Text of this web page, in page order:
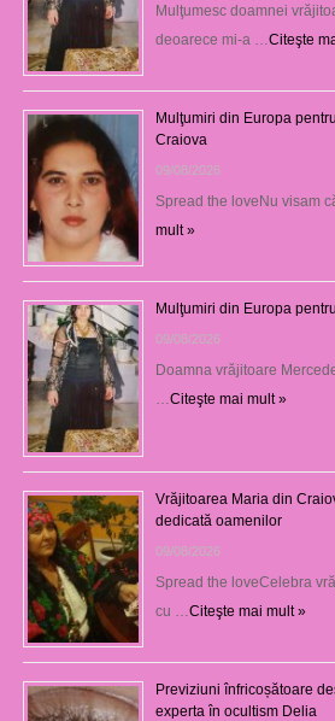
Mulţumesc doamnei
deoarece mi-a …Citeşte
Mulţumiri din Europa
Craiova
09/08/2026
Spread the loveNu visam
mult »
Mulţumiri din Europa
09/08/2026
Doamna vrăjitoare
…Citeşte mai mult »
Vrăjitoarea Maria din
dedicată oamenilor
09/08/2026
Spread the loveCelebra
cu …Citeşte mai mult »
Previziuni înfricoșătoare
experta în ocultism Delia